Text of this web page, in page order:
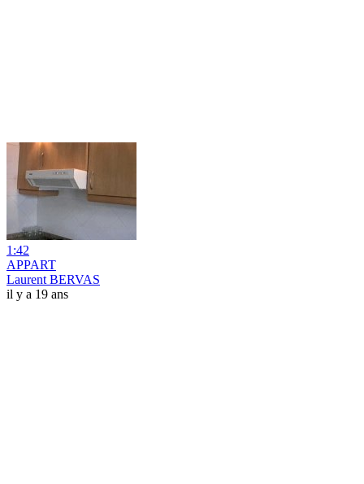
1:42
APPART
Laurent BERVAS
il y a 19 ans